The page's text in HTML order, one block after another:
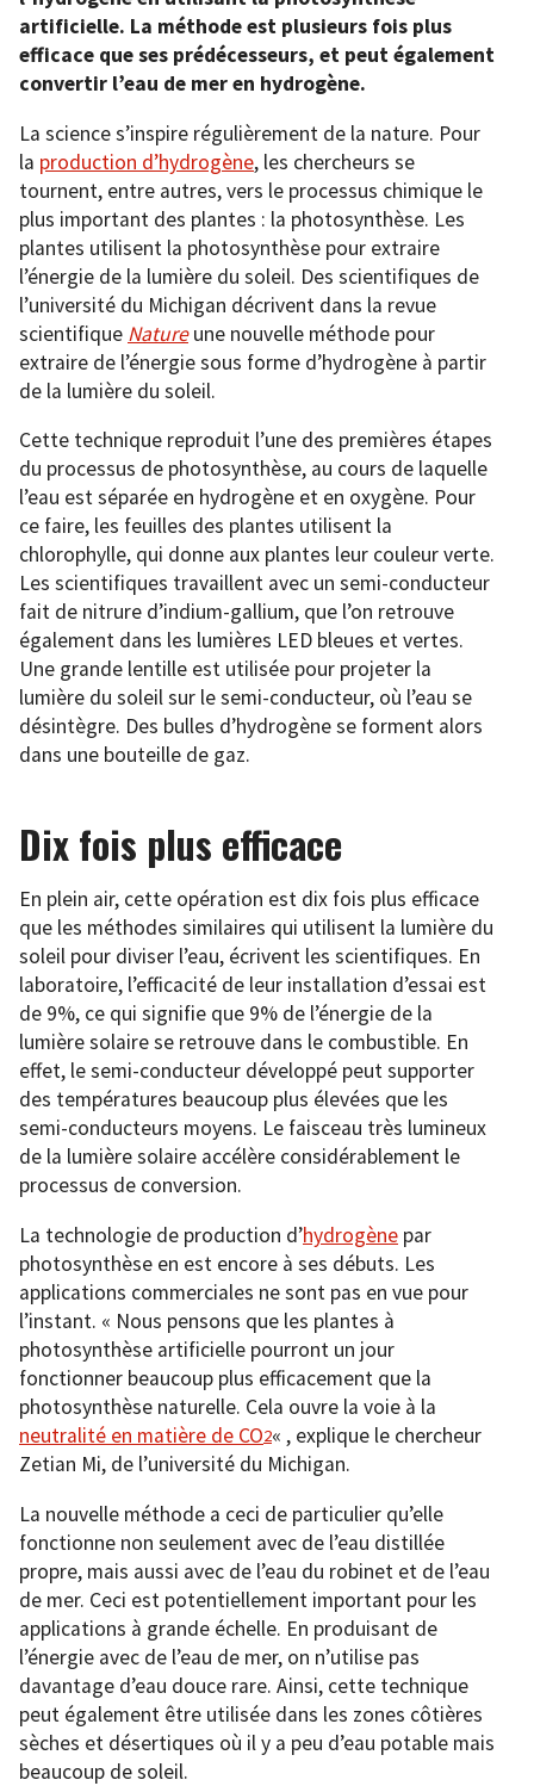
artificielle. La méthode est plusieurs fois plus
efficace que ses prédécesseurs, et peut également
convertir l’eau de mer en hydrogène.
La science s’inspire régulièrement de la nature. Pour
la production d’hydrogène, les chercheurs se
tournent, entre autres, vers le processus chimique le
plus important des plantes : la photosynthèse. Les
plantes utilisent la photosynthèse pour extraire
l’énergie de la lumière du soleil. Des scientifiques de
l’université du Michigan décrivent dans la revue
scientifique Natureune nouvelle méthode pour
extraire de l’énergie sous forme d’hydrogène à partir
de la lumière du soleil.
Cette technique reproduit l’une des premières étapes
du processus de photosynthèse, au cours de laquelle
l’eau est séparée en hydrogène et en oxygène. Pour
ce faire, les feuilles des plantes utilisent la
chlorophylle, qui donne aux plantes leur couleur verte.
Les scientifiques travaillent avec un semi-conducteur
fait de nitrure d’indium-gallium, que l’on retrouve
également dans les lumières LED bleues et vertes.
Une grande lentille est utilisée pour projeter la
lumière du soleil sur le semi-conducteur, où l’eau se
désintègre. Des bulles d’hydrogène se forment alors
dans une bouteille de gaz.
Dix fois plus efficace
En plein air, cette opération est dix fois plus efficace
que les méthodes similaires qui utilisent la lumière du
soleil pour diviser l’eau, écrivent les scientifiques. En
laboratoire, l’efficacité de leur installation d’essai est
de 9%, ce qui signifie que 9% de l’énergie de la
lumière solaire se retrouve dans le combustible. En
effet, le semi-conducteur développé peut supporter
des températures beaucoup plus élevées que les
semi-conducteurs moyens. Le faisceau très lumineux
de la lumière solaire accélère considérablement le
processus de conversion.
La technologie de production d’hydrogène par
photosynthèse en est encore à ses débuts. Les
applications commerciales ne sont pas en vue pour
l’instant. « Nous pensons que les plantes à
photosynthèse artificielle pourront un jour
fonctionner beaucoup plus efficacement que la
photosynthèse naturelle. Cela ouvre la voie à la
neutralité en matière de CO2« , explique le chercheur
Zetian Mi, de l’université du Michigan.
La nouvelle méthode a ceci de particulier qu’elle
fonctionne non seulement avec de l’eau distillée
propre, mais aussi avec de l’eau du robinet et de l’eau
de mer. Ceci est potentiellement important pour les
applications à grande échelle. En produisant de
l’énergie avec de l’eau de mer, on n’utilise pas
davantage d’eau douce rare. Ainsi, cette technique
peut également être utilisée dans les zones côtières
sèches et désertiques où il y a peu d’eau potable mais
beaucoup de soleil.